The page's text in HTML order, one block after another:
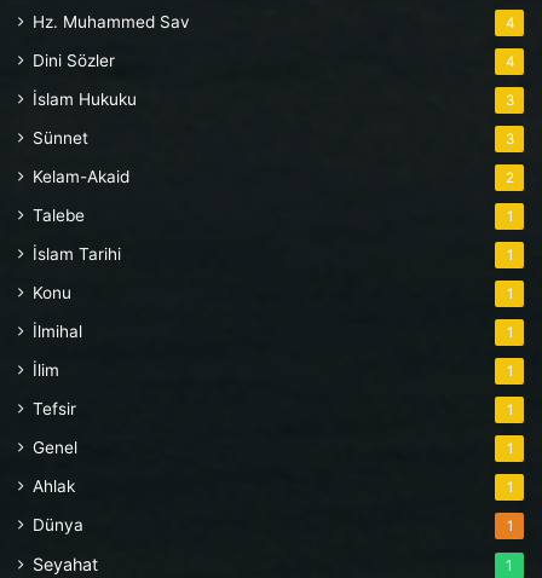
Hz. Muhammed Sav 4
Dini Sözler 4
İslam Hukuku 3
Sünnet 3
Kelam-Akaid 2
Talebe 1
İslam Tarihi 1
Konu 1
İlmihal 1
İlim 1
Tefsir 1
Genel 1
Ahlak 1
Dünya 1
Seyahat 1